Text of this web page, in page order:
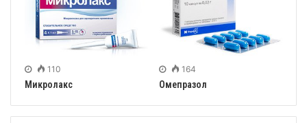
110
Микролакс
164
Омепразол